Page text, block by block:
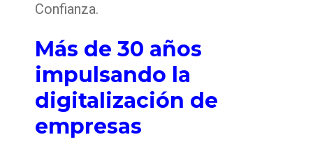
Confianza.
Más de 30 años
impulsando la
digitalización de
empresas